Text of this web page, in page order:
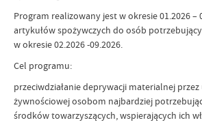
Program realizowany jest w okresie 01.2026 –
artykułów spożywczych do osób
w okresie 02.2026 -09.2026.
Cel programu:
przeciwdziałanie deprywacji materialnej
żywnościowej osobom najbardziej
środków towarzyszących, wspierających ich